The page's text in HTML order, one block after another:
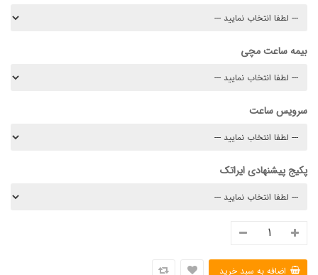
بیمه ساعت مچی
سرویس ساعت
پکیج پیشنهادی ایراتک